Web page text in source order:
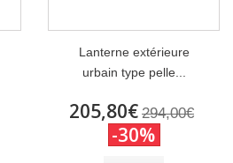
Lanterne extérieure
urbain type pelle...
205,80€ 294,00€
-30%